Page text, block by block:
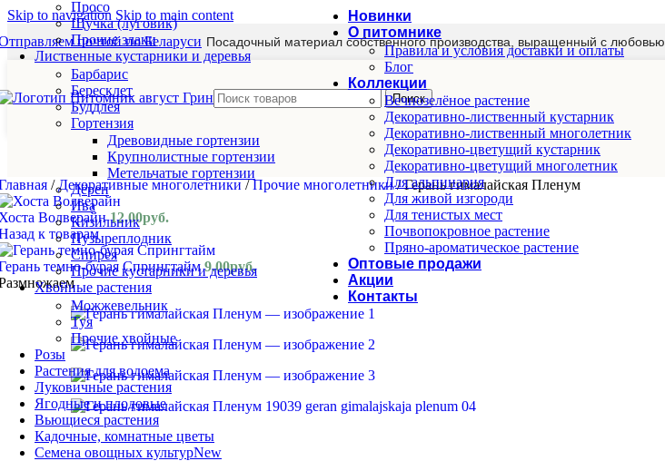
Skip to navigation Skip to main content
почтой по Беларуси Посадочный материал собственного производства, выращенный с любовью.
Поиск
Просо
Щучка (луговик)
Прочие злаки
Лиственные кустарники и деревья
Барбарис
Бересклет
Буддлея
Гортензия
Древовидные гортензии
Крупнолистные гортензии
Метельчатые гортензии
Дёрен
Ива
Кизильник
Пузыреплодник
Спирея
Прочие кустарники и деревья
Хвойные растения
Можжевельник
Туя
Прочие хвойные
Розы
Растения для водоема
Луковичные растения
Ягодные и плодовые
Вьющиеся растения
Кадочные, комнатные цветы
Семена овощных культурNew
Новинки
О питомнике
Правила и условия доставки и оплаты
Блог
Коллекции
Вечнозелёное растение
Декоративно-лиственный кустарник
Декоративно-лиственный многолетник
Декоративно-цветущий кустарник
Декоративно-цветущий многолетник
Для альпинария
Для живой изгороди
Для тенистых мест
Почвопокровное растение
Пряно-ароматическое растение
Оптовые продажи
Акции
Контакты
/ Декоративные многолетники/ Прочие многолетники/ Герань гималайская Пленум
Волверайн12.00руб.
к товарам
темно-бурая Спрингтайм9.00руб.